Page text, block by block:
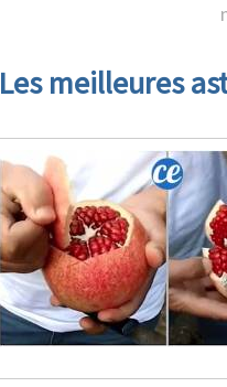
Les meilleures